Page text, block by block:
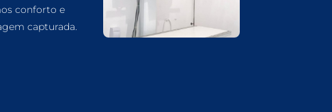
VETERINÁRIO PARA CACHORROS
VETERINÁRIO DE ANIMAIS SILVESTRES
conforto e
capturada.